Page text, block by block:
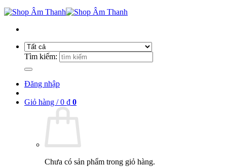
Tìm kiếm:
Đăng nhập
Giỏ hàng /0 ₫ 0
Chưa có sản phẩm trong giỏ hàng.